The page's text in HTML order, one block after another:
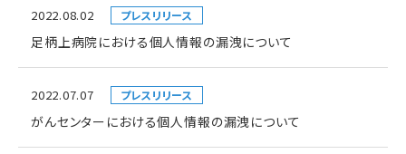
2022.08.02 プレスリリース
足柄上病院における個人情報の漏洩について
2022.07.07 プレスリリース
がんセンターにおける個人情報の漏洩について